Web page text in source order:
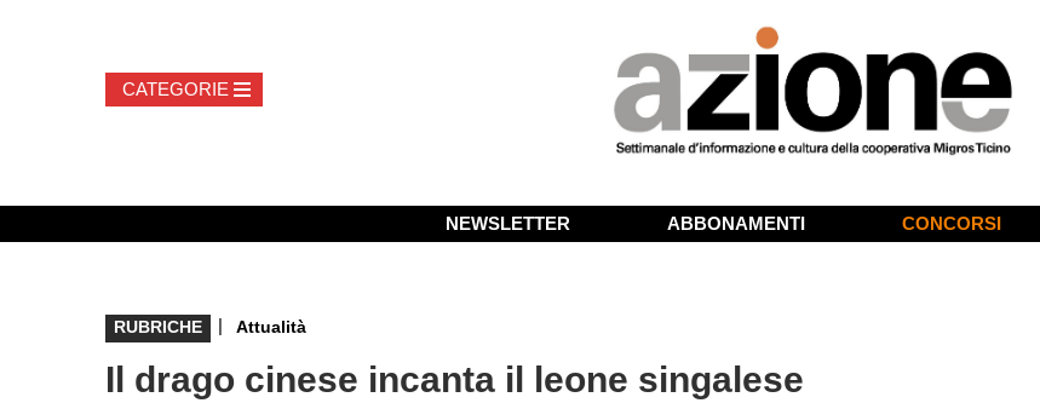
NEWSLETTER ABBONAMENTI CONCORSI
RUBRICHE | Attualità
Il drago cinese incanta il leone singalese